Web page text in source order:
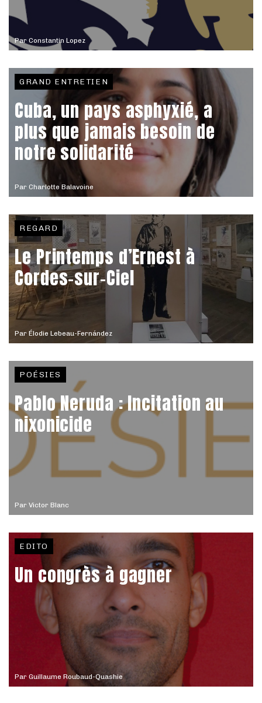
Par Constantin Lopez
Par Charlotte Balavoine
GRAND ENTRETIEN
Cuba, un pays asphyxié, a
plus que jamais besoin de
notre solidarité
Par Élodie Lebeau-Fernández
REGARD
Le Printemps d’Ernest à
Cordes-sur-Ciel
Par Victor Blanc
POÉSIES
Pablo Neruda : Incitation au
nixonicide
Par Guillaume Roubaud-Quashie
EDITO
Un congrès à gagner